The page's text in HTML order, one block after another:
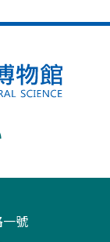
一號